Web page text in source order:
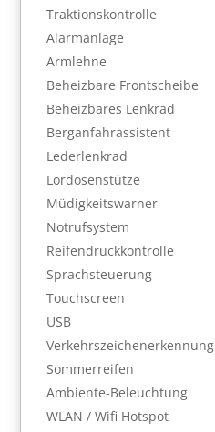
Traktionskontrolle
Alarmanlage
Armlehne
Beheizbare Frontscheibe
Beheizbares Lenkrad
Berganfahrassistent
Lederlenkrad
Lordosenstütze
Müdigkeitswarner
Notrufsystem
Reifendruckkontrolle
Sprachsteuerung
Touchscreen
USB
Verkehrszeichenerkennung
Sommerreifen
Ambiente-Beleuchtung
WLAN / Wifi Hotspot